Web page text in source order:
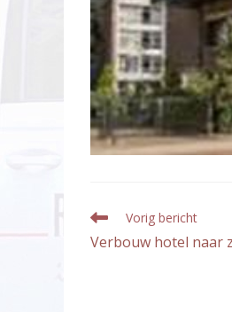
Lees
artikelen
Vorig bericht
Verbouw hotel naar